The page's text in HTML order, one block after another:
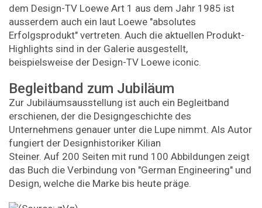
dem Design-TV Loewe Art 1 aus dem Jahr 1985 ist
ausserdem auch ein laut Loewe "absolutes
Erfolgsprodukt" vertreten. Auch die aktuellen Produkt-
Highlights sind in der Galerie ausgestellt,
beispielsweise der Design-TV Loewe iconic.
Begleitband zum Jubiläum
Zur Jubiläumsausstellung ist auch ein Begleitband
erschienen, der die Designgeschichte des
Unternehmens genauer unter die Lupe nimmt. Als Autor
fungiert der Designhistoriker Kilian
Steiner. Auf 200 Seiten mit rund 100 Abbildungen zeigt
das Buch die Verbindung von "German Engineering" und
Design, welche die Marke bis heute präge.